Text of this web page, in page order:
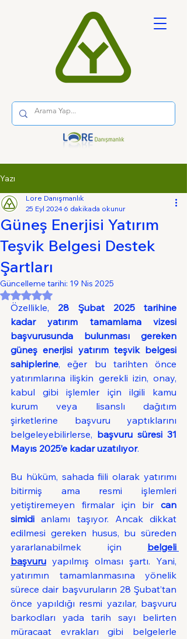
Yazı
Güneş Enerjisi Yatırım
Teşvik Belgesi Destek
Şartları
Lore Danışmanlık
25 Eyl 2024 6 dakikada okunur
Güncelleme tarihi: 19 Nis 2025
5 üzerinden NaN yıldız
Özellikle, 28 Şubat 2025 tarihine
kadar yatırım tamamlama vizesi
başvurusunda bulunması gereken
güneş enerjisi yatırım teşvik belgesi
sahiplerine, eğer bu tarihten önce
yatırımlarına ilişkin gerekli izin, onay,
kabul gibi işlemler için ilgili kamu
kurum veya lisanslı dağıtım
şirketlerine başvuru yaptıklarını
belgeleyebilirlerse, başvuru süresi 31
Mayıs 2025’e kadar uzatılıyor.
Bu hüküm, sahada fiili olarak yatırımı
bitirmiş ama resmi işlemleri
yetiştiremeyen firmalar için bir can
simidi anlamı taşıyor. Ancak dikkat
edilmesi gereken husus, bu süreden
yararlanabilmek için belgeli
başvuru yapılmış olması şartı. Yani,
yatırımın tamamlanmasına yönelik
sürece dair başvuruların 28 Şubat’tan
önce yapıldığı resmi yazılar, başvuru
barkodları yada tarih sayı belirten
müracaat evrakları gibi belgelerle